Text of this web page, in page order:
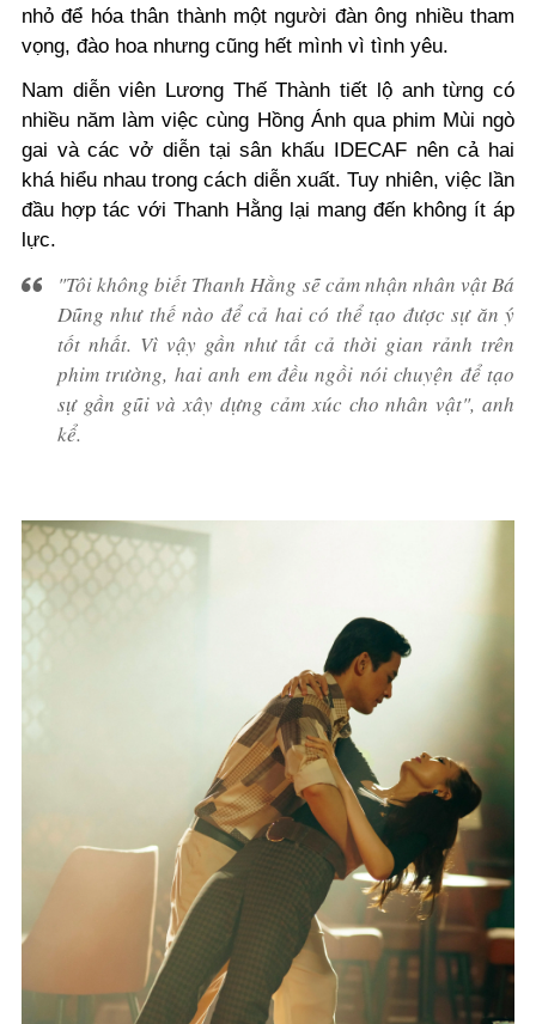
nhỏ để hóa thân thành một người đàn ông nhiều tham
vọng, đào hoa nhưng cũng hết mình vì tình yêu.
Nam diễn viên Lương Thế Thành tiết lộ anh từng có
nhiều năm làm việc cùng Hồng Ánh qua phim Mùi ngò
gai và các vở diễn tại sân khấu IDECAF nên cả hai
khá hiểu nhau trong cách diễn xuất. Tuy nhiên, việc lần
đầu hợp tác với Thanh Hằng lại mang đến không ít áp
lực.
"Tôi không biết Thanh Hằng sẽ cảm nhận nhân vật Bá
Dũng như thế nào để cả hai có thể tạo được sự ăn ý
tốt nhất. Vì vậy gần như tất cả thời gian rảnh trên
phim trường, hai anh em đều ngồi nói chuyện để tạo
sự gần gũi và xây dựng cảm xúc cho nhân vật", anh
kể.